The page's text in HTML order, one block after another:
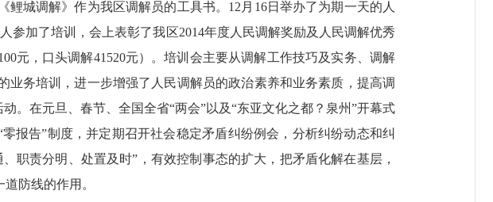
城调解》作为我区调解员的工具书。 12 月 16日举办了为期一天的人
参加了培训，会上表彰了我区2014年度人民调解奖励及人民调解优秀
元，口头调解41520元）。培训会主要从调解工作技巧及实务、调解
务培训，进一步增强了人民调解员的政治素养和业务素质，提高调
。在元旦、春节、全国全省“两会”以及“东亚文化之都 ？ 泉州”开幕式
报告”制度，并定期召开社会稳定矛盾纠纷例会，分析纠纷动态和纠
职责分明、处置及时”，有效控制事态的扩大，把矛盾化解在基层，
防线的作用。